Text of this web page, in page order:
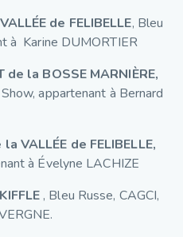
de FELIBELLE, Bleu
à Karine DUMORTIER
de la BOSSE MARNIÈRE,
appartenant à Bernard
VALLÉE de FELIBELLE,
à Évelyne LACHIZE
, Bleu Russe, CAGCI,